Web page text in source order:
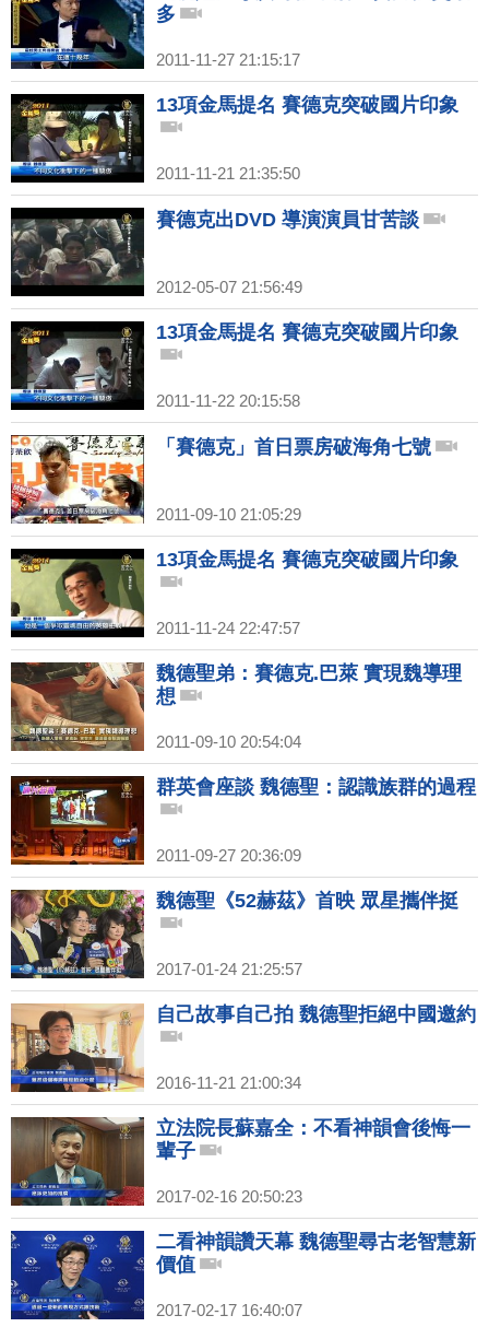
多
2011-11-27 21:15:17
13項金馬提名 賽德克突破國片印象
2011-11-21 21:35:50
賽德克出DVD 導演演員甘苦談
2012-05-07 21:56:49
13項金馬提名 賽德克突破國片印象
2011-11-22 20:15:58
「賽德克」首日票房破海角七號
2011-09-10 21:05:29
13項金馬提名 賽德克突破國片印象
2011-11-24 22:47:57
魏德聖弟：賽德克.巴萊 實現魏導理
想
2011-09-10 20:54:04
群英會座談 魏德聖：認識族群的過程
2011-09-27 20:36:09
魏德聖《52赫茲》首映 眾星攜伴挺
2017-01-24 21:25:57
自己故事自己拍 魏德聖拒絕中國邀約
2016-11-21 21:00:34
立法院長蘇嘉全：不看神韻會後悔一
輩子
2017-02-16 20:50:23
二看神韻讚天幕 魏德聖尋古老智慧新
價值
2017-02-17 16:40:07